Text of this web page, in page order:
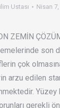
Ustası
Nisan 7,
ZEMİN
son
çok
arzu edilen
Yüzey
gerekli